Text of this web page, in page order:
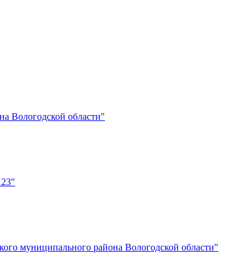
Вологодской области"
муниципального района Вологодской области"